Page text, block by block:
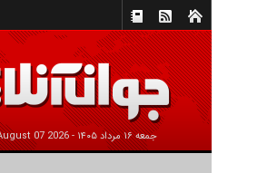
جمعه ۱۶ مرداد ۱۴۰۵ - 2026 August 07